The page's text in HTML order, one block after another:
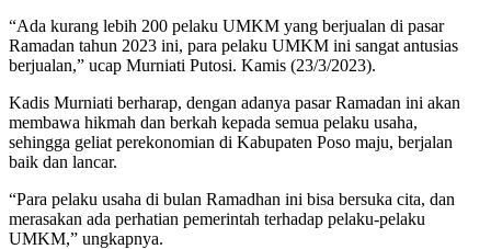
“Ada kurang lebih 200 pelaku UMKM yang berjualan di pasar
Ramadan tahun 2023 ini, para pelaku UMKM ini sangat antusias
berjualan,” ucap Murniati Putosi. Kamis (23/3/2023).
Kadis Murniati berharap, dengan adanya pasar Ramadan ini akan
membawa hikmah dan berkah kepada semua pelaku usaha,
sehingga geliat perekonomian di Kabupaten Poso maju, berjalan
baik dan lancar.
“Para pelaku usaha di bulan Ramadhan ini bisa bersuka cita, dan
merasakan ada perhatian pemerintah terhadap pelaku-pelaku
UMKM,” ungkapnya.